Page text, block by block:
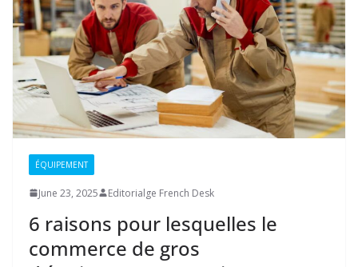
ÉQUIPEMENT
June 23, 2025 Editorialge French Desk
6 raisons pour lesquelles le
commerce de gros